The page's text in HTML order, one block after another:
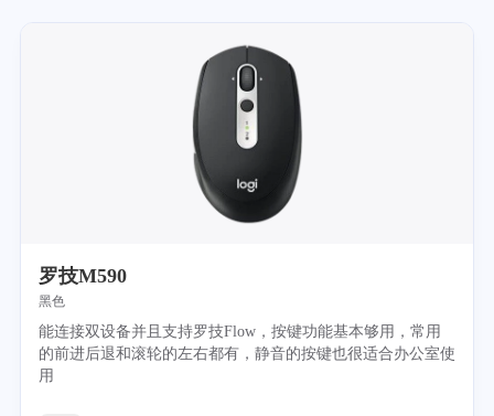
罗技M590
黑色
能连接双设备并且支持罗技Flow，按键功能基本够用，常用
的前进后退和滚轮的左右都有，静音的按键也很适合办公室使
用